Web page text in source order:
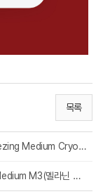
목록
[Promocell] 신제품 Animal-free Freezing Medium Cryo-SFM Plus 출시
[Promocell] Melanocyte Growth Medium M3(멜라닌 세포 성장 배지 M3) 재출시